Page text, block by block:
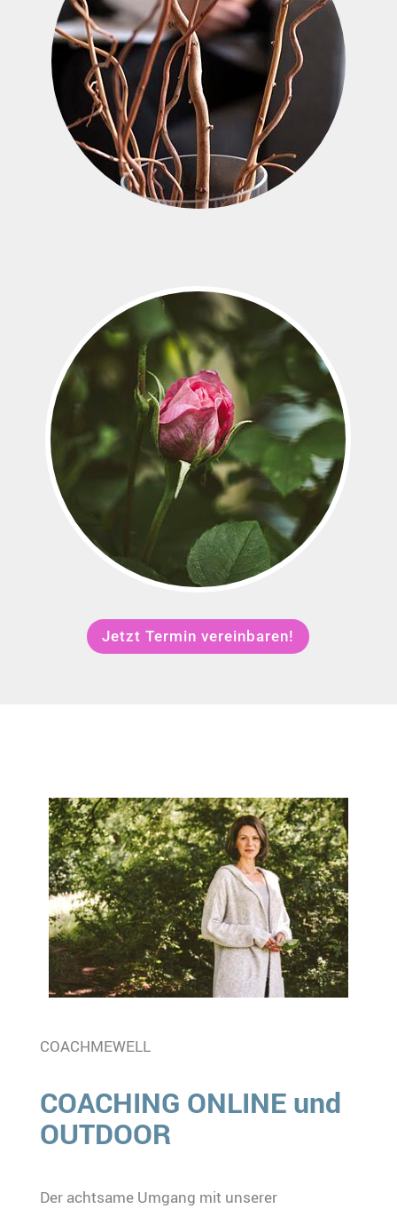
Jetzt Termin vereinbaren!
COACHMEWELL
COACHING ONLINE und
OUTDOOR
Der achtsame Umgang mit unserer